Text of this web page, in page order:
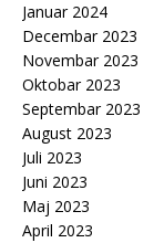
Januar 2024
Decembar 2023
Novembar 2023
Oktobar 2023
Septembar 2023
August 2023
Juli 2023
Juni 2023
Maj 2023
April 2023